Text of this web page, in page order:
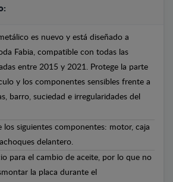
es nuevo y está diseñado a
Fabia, compatible con todas las
entre 2015 y 2021. Protege la parte
y los componentes sensibles frente a
barro, suciedad e irregularidades del
los siguientes componentes: motor, caja
delantero.
para el cambio de aceite, por lo que no
la placa durante el